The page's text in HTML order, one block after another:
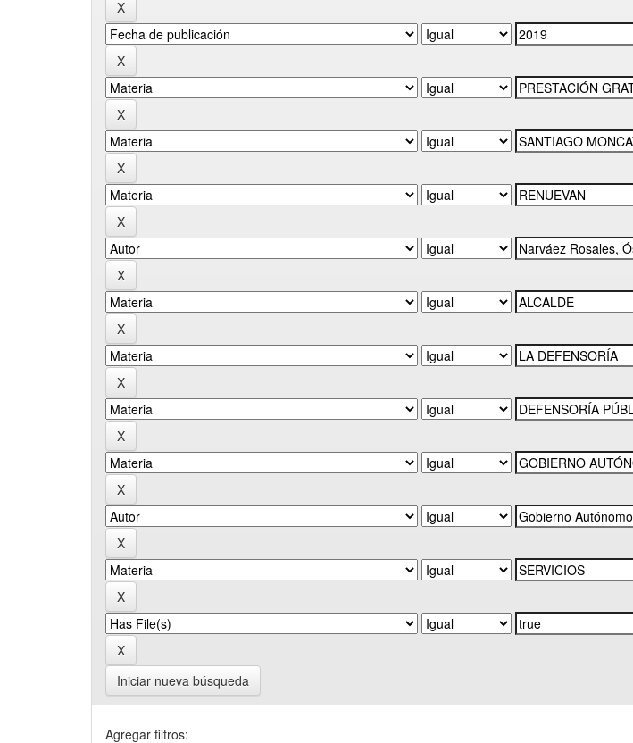
Iniciar nueva búsqueda
Agregar filtros: